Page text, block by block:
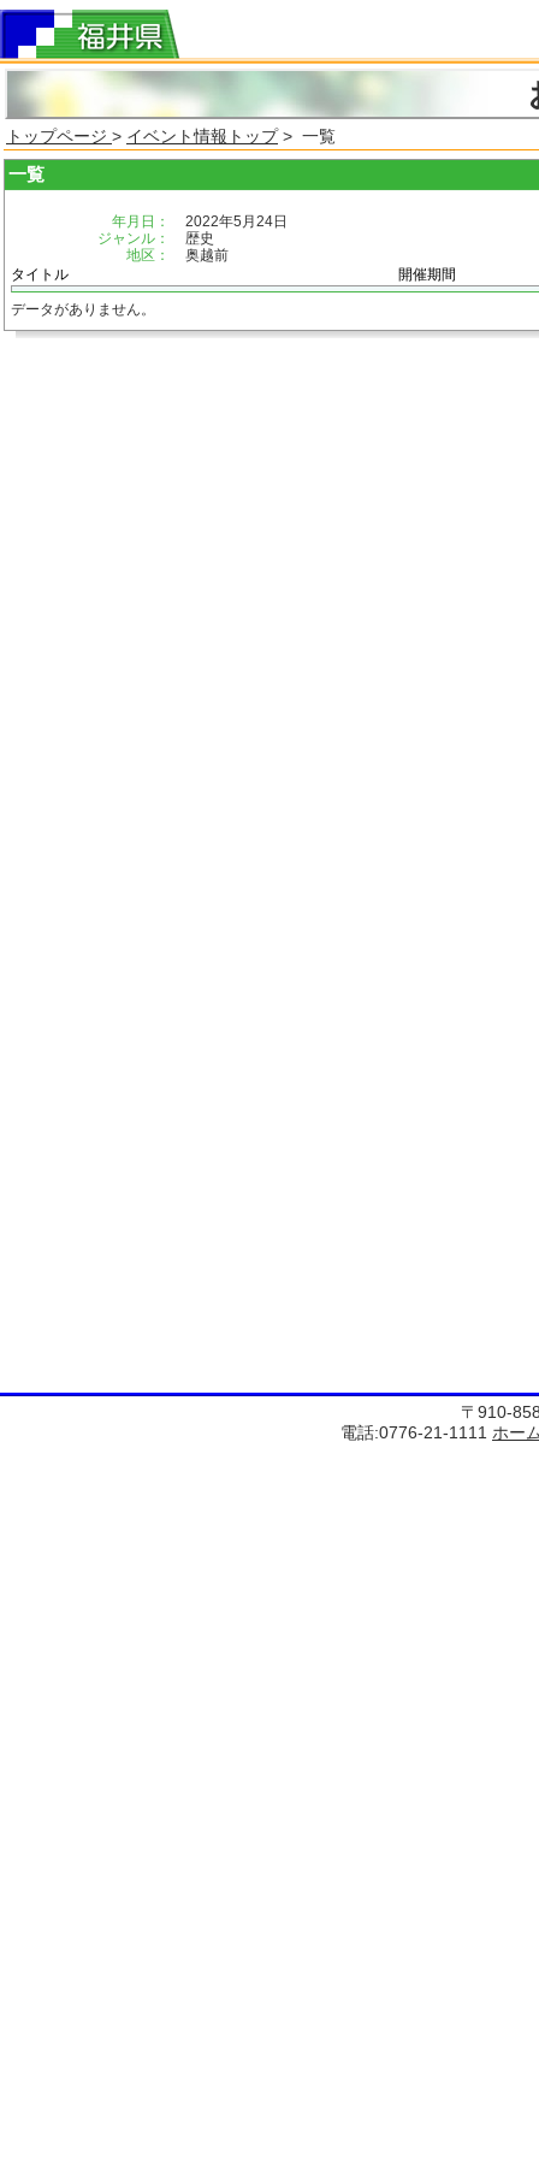
トップページ > イベント情報トップ> 一覧
一覧
年月日：
2022年5月24日
ジャンル：
歴史
地区：
奥越前
タイトル
開催期間
データがありません。
〒910-
電話:0776-21-1111 ホー